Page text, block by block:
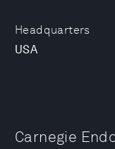
Headquarters
USA
Carnegie